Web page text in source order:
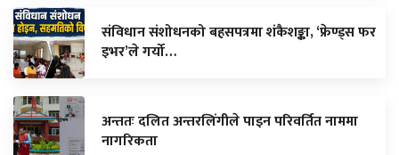
संविधान संशोधनको बहसपत्रमा शंकैशङ्का, ‘फ्रेण्ड्स फर
इभर’ले गर्यो…
अन्ततः दलित अन्तरलिंगीले पाइन परिवर्तित नाममा
नागरिकता